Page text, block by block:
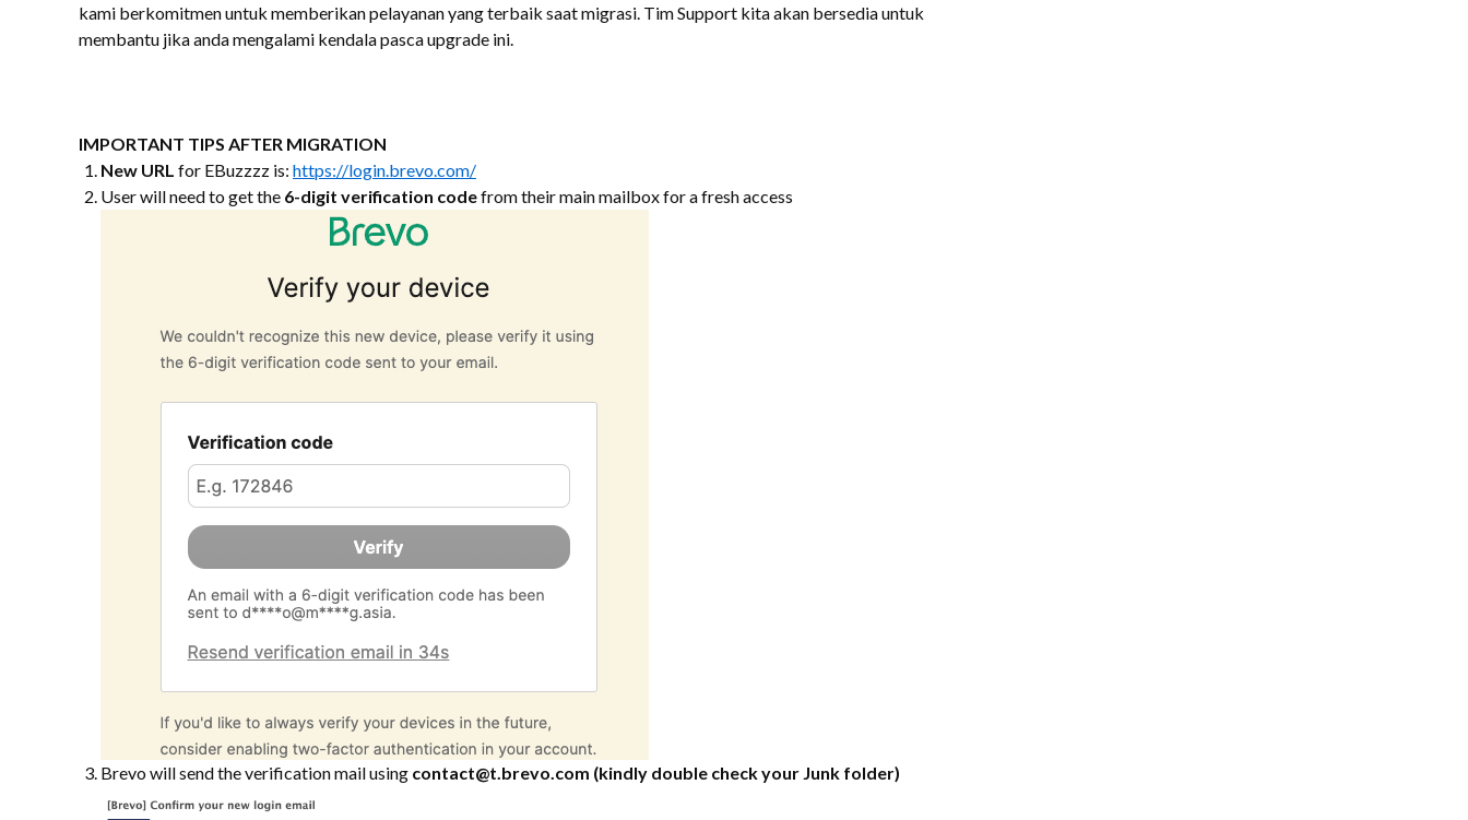
kami berkomitmen untuk memberikan pelayanan yang terbaik saat migrasi. Tim Support kita akan bersedia untuk
membantu jika anda mengalami kendala pasca upgrade ini.
IMPORTANT TIPS AFTER MIGRATION
New URL for EBuzzzz is: https://login.brevo.com/
User will need to get the 6-digit verification codefrom their main mailbox for a fresh access
Brevo will send the verification mail using contact@t.brevo.com (kindly double check your Junk folder)